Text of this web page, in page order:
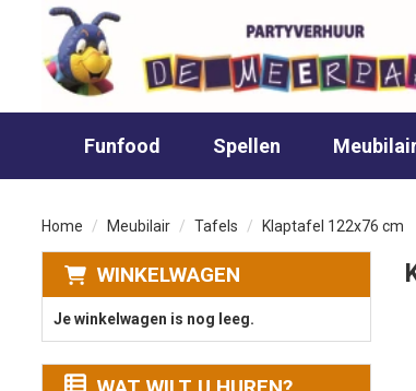
Funfood Spellen
×sluiten
Funfood
Spellen
Meubilair
Opblaasfiguren
Home Meubilair Tafels Klaptafel 122x76 cm
WINKELWAGEN
Je winkelwagen is nog leeg.